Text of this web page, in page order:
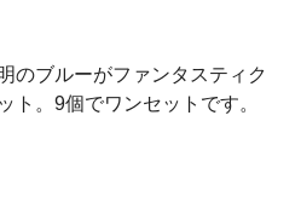
のブルーがファンタスティク
ト。9個でワンセットです。